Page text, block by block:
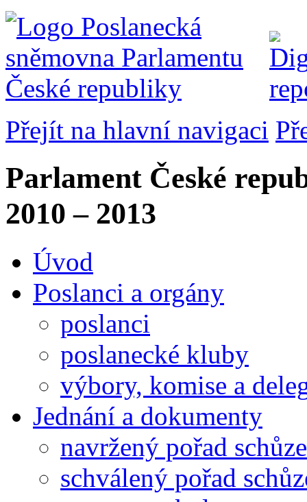
Přejít na hlavní navigaci
Parlament České
2010 – 2013
Úvod
Poslanci a orgány
poslanci
poslanecké kluby
výbory, komise a
Jednání a dokumenty
navržený pořad schůze
schválený pořad